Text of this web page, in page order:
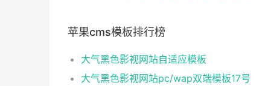
苹果cms模板排行榜
大气黑色影视网站自适应模板
大气黑色影视网站pc/wap双端模板17号